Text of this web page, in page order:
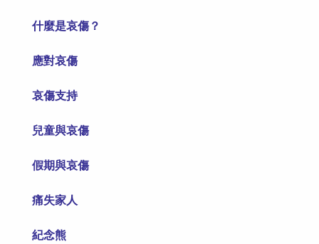
什麼是哀傷？
應對哀傷
哀傷支持
兒童與哀傷
假期與哀傷
痛失家人
紀念熊